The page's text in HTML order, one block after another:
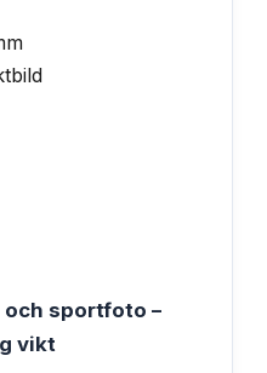
sportfoto –
vikt